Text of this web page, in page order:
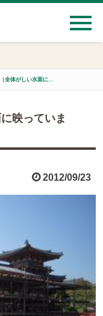
に映っています） DSCN1239 ◎_R
映っていま
2012/09/23